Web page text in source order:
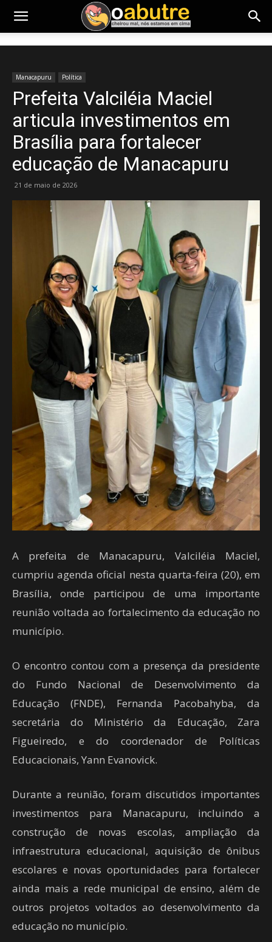
Manacapuru Política
Prefeita Valciléia Maciel
articula investimentos em
Brasília para fortalecer
educação de Manacapuru
21 de maio de 2026
A prefeita de Manacapuru, Valciléia Maciel,
cumpriu agenda oficial nesta quarta-feira (20), em
Brasília, onde participou de uma importante
reunião voltada ao fortalecimento da educação no
município.
O encontro contou com a presença da presidente
do Fundo Nacional de Desenvolvimento da
Educação (FNDE), Fernanda Pacobahyba, da
secretária do Ministério da Educação, Zara
Figueiredo, e do coordenador de Políticas
Educacionais, Yann Evanovick.
Durante a reunião, foram discutidos importantes
investimentos para Manacapuru, incluindo a
construção de novas escolas, ampliação da
infraestrutura educacional, aquisição de ônibus
escolares e novas oportunidades para fortalecer
ainda mais a rede municipal de ensino, além de
outros projetos voltados ao desenvolvimento da
educação no município.